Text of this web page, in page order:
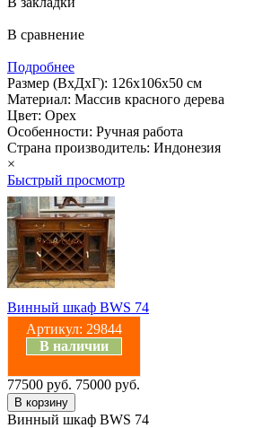
В сравнение
Подробнее
Размер (ВхДхГ): 126х106х50 см
Материал: Массив красного дерева
Цвет: Орех
Особенности: Ручная работа
Страна производитель: Индонезия
×
Быстрый просмотр
Винный шкаф BWS 74
Артикул: 29844
В наличии
77500 руб. 75000 руб.
Винный шкаф BWS 74